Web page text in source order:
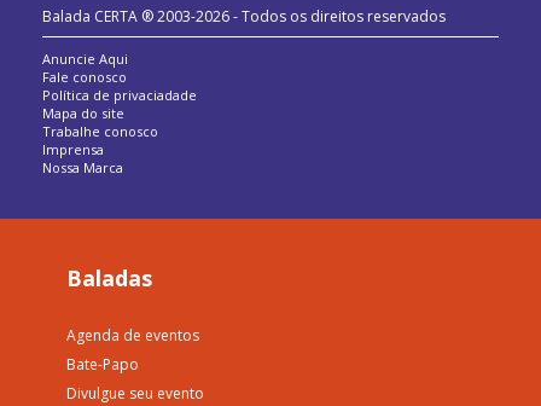
Balada CERTA ® 2003-2026 - Todos os direitos reservados
Anuncie Aqui
Fale conosco
Política de privaciadade
Mapa do site
Trabalhe conosco
Imprensa
Nossa Marca
Baladas
Agenda de eventos
Bate-Papo
Divulgue seu evento